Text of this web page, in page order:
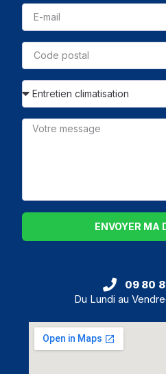
ENVOYER MA
09 80
Du Lundi au